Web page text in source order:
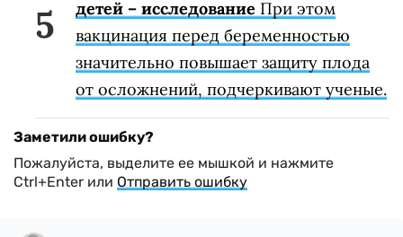
детей – исследование При этом
вакцинация перед беременностью
значительно повышает защиту плода
от осложнений, подчеркивают ученые.
Заметили ошибку?
Пожалуйста, выделите ее мышкой и нажмите
Ctrl+Enter или Отправить ошибку